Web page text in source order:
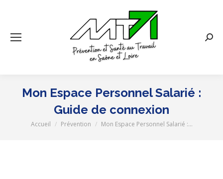
Mon Espace Personnel Salarié :
Guide de connexion
Vous êtes ici :
Accueil Prévention Mon Espace Personnel Salarié :…